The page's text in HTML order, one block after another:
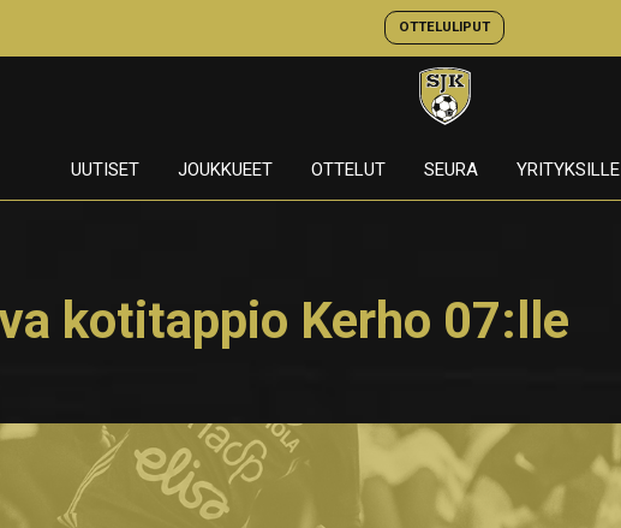
OTTELULIPUT
UUTISET JOUKKUEET OTTELUT SEURA YRITYKSILLE
kotitappio Kerho 07:lle